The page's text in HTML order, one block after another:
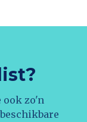
ook zo'n